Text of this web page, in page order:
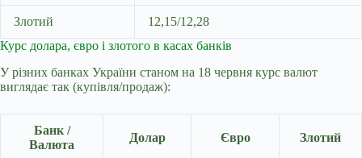
Злотий
12,15/12,28
Курс долара, євро і злотого в касах банків
У різних банках України станом на 18 червня курс валют
виглядає так (купівля/продаж):
Банк /
Валюта
Долар Євро Злотий